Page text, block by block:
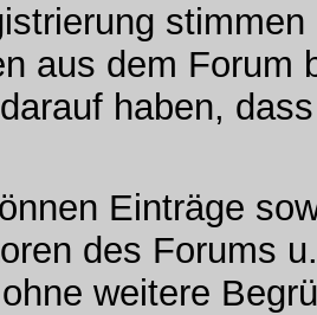
aus dem Forum
haben,
Einträge
des Forums
weitere